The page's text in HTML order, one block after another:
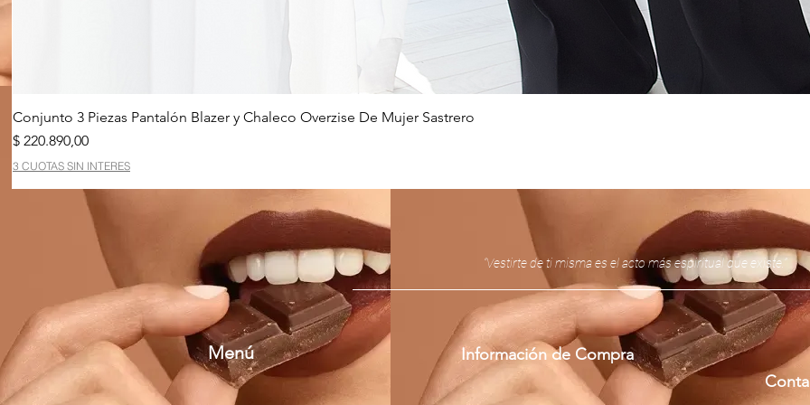
Conjunto 3 Piezas Pantalón Blazer y Chaleco Overzise De Mujer Sastrero
Precio
$ 220.890,00
3 CUOTAS SIN INTERES
“Vestirte de ti misma es el acto más espiritual que existe.”
Menú
Información de Compra